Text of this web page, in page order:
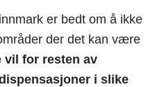
er bedt om å ikke
der det kan være
vil for resten av
i slike